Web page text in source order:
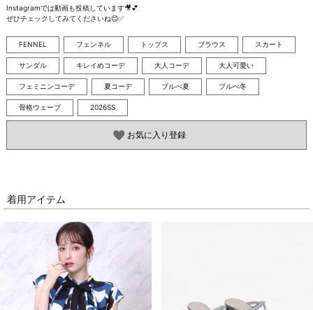
Instagramでは動画も投稿しています🎥💕
ぜひチェックしてみてくださいね😊✅
FENNEL フェンネル トップス ブラウス スカート
サンダル キレイめコーデ 大人コーデ 大人可愛い
フェミニンコーデ 夏コーデ ブルべ夏 ブルべ冬
骨格ウェーブ 2026SS
お気に入り登録
着用アイテム